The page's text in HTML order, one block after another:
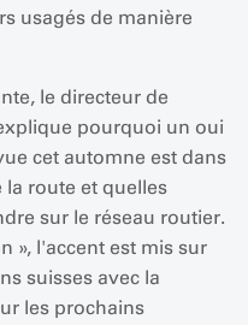
usagés de manière
le directeur de
pourquoi un oui
cet automne est dans
la route et quelles
sur le réseau routier.
», l'accent est mis sur
suisses avec la
les prochains